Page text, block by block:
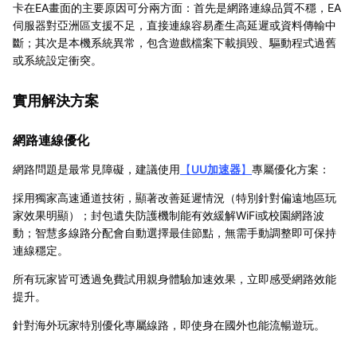
卡在EA畫面的主要原因可分兩方面：首先是網路連線品質不穩，EA
伺服器對亞洲區支援不足，直接連線容易產生高延遲或資料傳輸中
斷；其次是本機系統異常，包含遊戲檔案下載損毀、驅動程式過舊
或系統設定衝突。
實用解決方案
網路連線優化
網路問題是最常見障礙，建議使用 【UU加速器】 專屬優化方案：
採用獨家高速通道技術，顯著改善延遲情況（特別針對偏遠地區玩
家效果明顯）；封包遺失防護機制能有效緩解WiFi或校園網路波
動；智慧多線路分配會自動選擇最佳節點，無需手動調整即可保持
連線穩定。
所有玩家皆可透過免費試用親身體驗加速效果，立即感受網路效能
提升。
針對海外玩家特別優化專屬線路，即使身在國外也能流暢遊玩。